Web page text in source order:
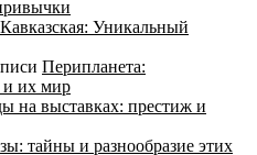
Уникальный
Перипланета:
и их мир
на выставках: престиж и
тайны и разнообразие этих